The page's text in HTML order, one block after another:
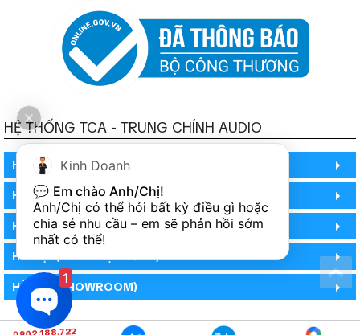
HỆ THỐNG TCA - TRUNG CHÍNH AUDIO
HỒ CHÍ MINH
HỒ CHÍ MINH
HỒ CHÍ MINH (PHÒNG BẢO HÀNH)
HÀ NỘI (DEMO HỆ THỐNG)
HÀ NỘI (SHOWROOM)
Kinh Doanh
💬 Em chào Anh/Chị!
Anh/Chị có thể hỏi bất kỳ điều gì hoặc
chia sẻ nhu cầu – em sẽ phản hồi sớm
nhất có thể!
1